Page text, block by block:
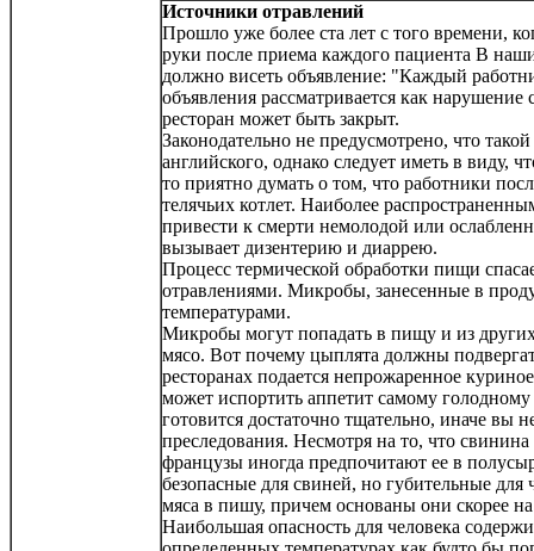
Источники отравлений
Прошло уже более ста лет с того времени,
руки после приема каждого пациента В
должно висеть объявление: "Каждый
объявления рассматривается как
ресторан может быть закрыт.
Законодательно не предусмотрено, что
английского, однако следует иметь в виду,
то приятно думать о том, что работники
телячьих котлет. Наиболее
привести к смерти немолодой или
вызывает дизентерию и диаррею.
Процесс термической обработки пищи
отравлениями. Микробы, занесенные в
температурами.
Микробы могут попадать в пищу и из
мясо. Вот почему цыплята должны
ресторанах подается непрожаренное
может испортить аппетит самому
готовится достаточно тщательно, иначе вы
преследования. Несмотря на то, что
французы иногда предпочитают ее в
безопасные для свиней, но губительные
мяса в пишу, причем основаны они скорее
Наибольшая опасность для человека